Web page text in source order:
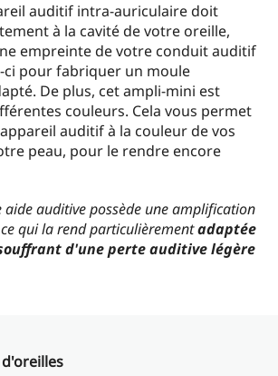
auditif intra-auriculaire doit
à la cavité de votre oreille,
empreinte de votre conduit auditif
ci pour fabriquer un moule
De plus, cet ampli-mini est
couleurs. Cela vous permet
auditif à la couleur de vos
peau, pour le rendre encore
aide auditive possède une amplification
qui la rend particulièrementadaptée
d'une perte auditive légère